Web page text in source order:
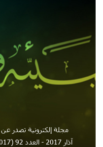
مجلة إلكترونية تصدر
آذار 2017 - العدد 92 (2017-03-01)